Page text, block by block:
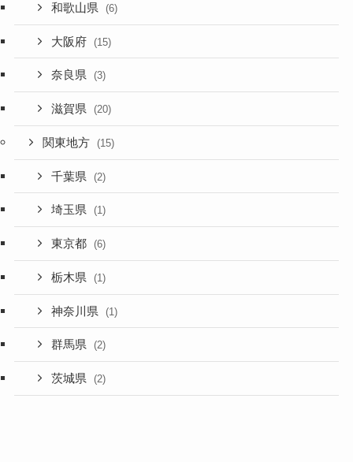
和歌山県 (6)
大阪府 (15)
奈良県 (3)
滋賀県 (20)
関東地方 (15)
千葉県 (2)
埼玉県 (1)
東京都 (6)
栃木県 (1)
神奈川県 (1)
群馬県 (2)
茨城県 (2)